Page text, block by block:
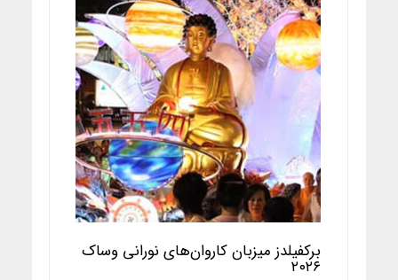
برکفیلدز میزبان کاروان‌های نورانی وساک
۲۰۲۶